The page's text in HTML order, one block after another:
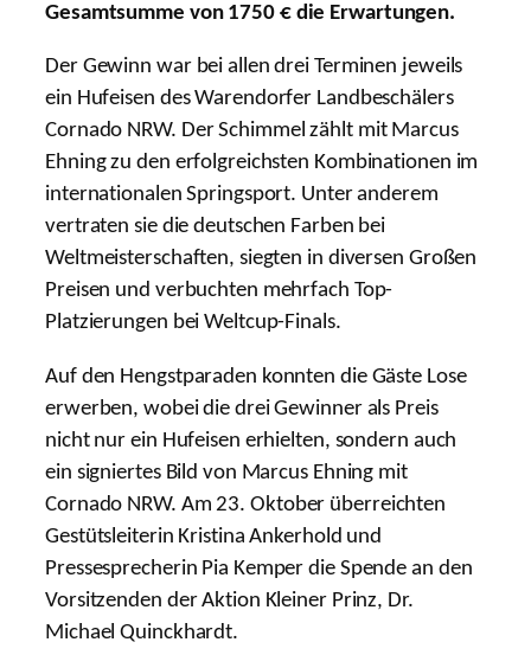
Gesamtsumme von 1750 € die Erwartungen.
Der Gewinn war bei allen drei Terminen jeweils
ein Hufeisen des Warendorfer Landbeschälers
Cornado NRW. Der Schimmel zählt mit Marcus
Ehning zu den erfolgreichsten Kombinationen im
internationalen Springsport. Unter anderem
vertraten sie die deutschen Farben bei
Weltmeisterschaften, siegten in diversen Großen
Preisen und verbuchten mehrfach Top-
Platzierungen bei Weltcup-Finals.
Auf den Hengstparaden konnten die Gäste Lose
erwerben, wobei die drei Gewinner als Preis
nicht nur ein Hufeisen erhielten, sondern auch
ein signiertes Bild von Marcus Ehning mit
Cornado NRW. Am 23. Oktober überreichten
Gestütsleiterin Kristina Ankerhold und
Pressesprecherin Pia Kemper die Spende an den
Vorsitzenden der Aktion Kleiner Prinz, Dr.
Michael Quinckhardt.